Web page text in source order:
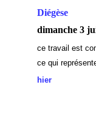
Diégèse
dimanche 3
ce travail est
ce qui
hier